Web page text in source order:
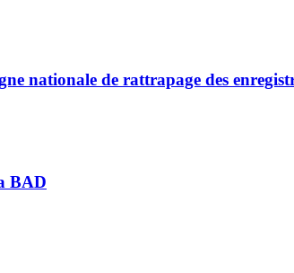
nationale de rattrapage des
BAD